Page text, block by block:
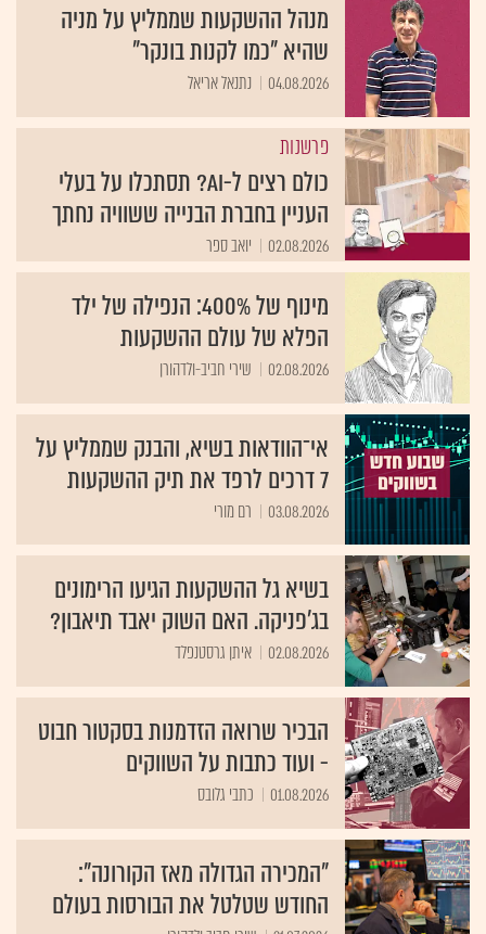
מנהל ההשקעות שממליץ על מניה
שהיא "כמו לקנות בונקר"
04.08.2026 נתנאל אריאל
פרשנות
כולם רצים ל-AI? תסתכלו על בעלי
העניין בחברת הבנייה ששוויה נחתך
02.08.2026 יואב ספר
מינוף של 400%: הנפילה של ילד
הפלא של עולם ההשקעות
02.08.2026 שירי חביב-ולדהורן
אי־הוודאות בשיא, והבנק שממליץ על
7 דרכים לרפד את תיק ההשקעות
03.08.2026 רם מורי
בשיא גל ההשקעות הגיעו הרימונים
בג'פניקה. האם השוק יאבד תיאבון?
02.08.2026 איתן גרסטנפלד
הבכיר שרואה הזדמנות בסקטור חבוט
- ועוד כתבות על השווקים
01.08.2026 כתבי גלובס
"המכירה הגדולה מאז הקורונה":
החודש שטלטל את הבורסות בעולם